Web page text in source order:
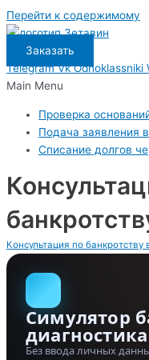
Перейти к содержимому
Заказать
Telegram Vk Odnoklassniki
Main Menu
Проверка
Подача заявления
Списание долгов
Консультация по банкротству
Симулятор
Без ввода личных